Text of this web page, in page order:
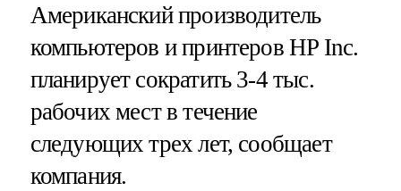
Американский производитель
компьютеров и принтеров HP Inc.
планирует сократить 3-4 тыс.
рабочих мест в течение
следующих трех лет, сообщает
компания.